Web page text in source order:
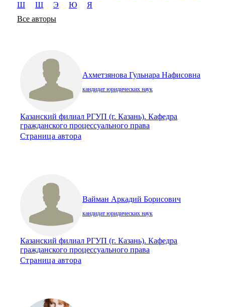
Ш
Щ Э Ю
Я
Все авторы
Ахметзянова Гульнара Нафисовна
кандидат юридических наук
Казанский филиал РГУП (г. Казань). Кафедра
гражданского процессуального права
Страница автора
Вайман Аркадий Борисович
кандидат юридических наук
Казанский филиал РГУП (г. Казань). Кафедра
гражданского процессуального права
Страница автора